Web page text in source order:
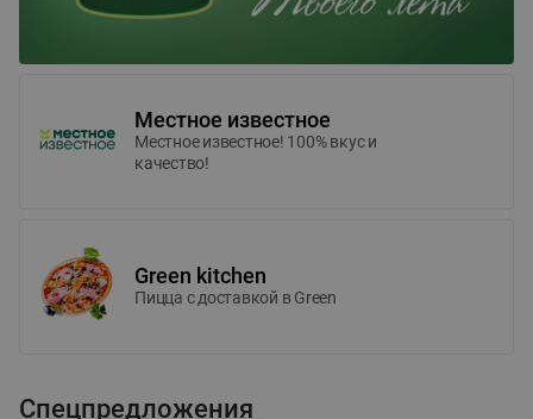
Местное известное
Местное известное! 100% вкус и
качество!
Green kitchen
Пицца c доставкой в Green
Спецпредложения